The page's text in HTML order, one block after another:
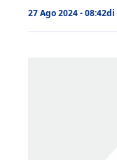
27 Ago 2024 - 08:42di